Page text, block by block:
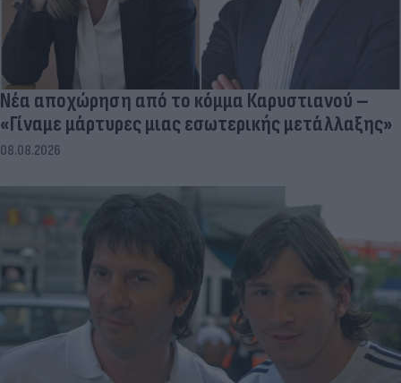
Νέα αποχώρηση από το κόμμα Καρυστιανού –
«Γίναμε μάρτυρες μιας εσωτερικής μετάλλαξης»
08.08.2026